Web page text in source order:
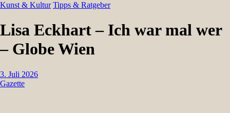
Kunst & Kultur Tipps & Ratgeber
Lisa Eckhart – Ich war mal wer
– Globe Wien
3. Juli 2026
Gazette